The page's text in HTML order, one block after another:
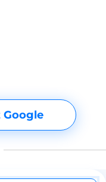
Google